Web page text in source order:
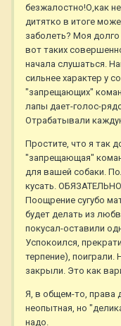
безжалостно!О,как
дитятко в итоге
заболеть? Моя
вот таких
начала слушаться.
сильнее характер у
"запрещающих"
лапы дает-голос-
Отрабатывали
Простите, что я так
"запрещающая"
для вашей собаки.
кусать.
Поощрение сугубо
будет делать из
покусал-оставили
Успокоился,
терпение), поиграли.
закрыли. Это как
Я, в общем-то, права
неопытная, но
надо.